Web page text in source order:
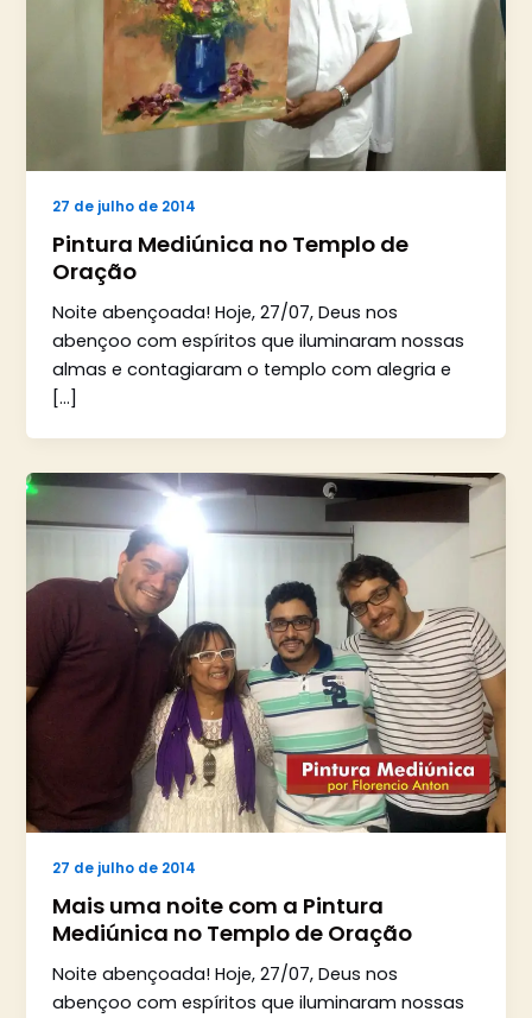
27 de julho de 2014
Pintura Mediúnica no Templo de
Oração
Noite abençoada! Hoje, 27/07, Deus nos
abençoo com espíritos que iluminaram nossas
almas e contagiaram o templo com alegria e
[…]
27 de julho de 2014
Mais uma noite com a Pintura
Mediúnica no Templo de Oração
Noite abençoada! Hoje, 27/07, Deus nos
abençoo com espíritos que iluminaram nossas